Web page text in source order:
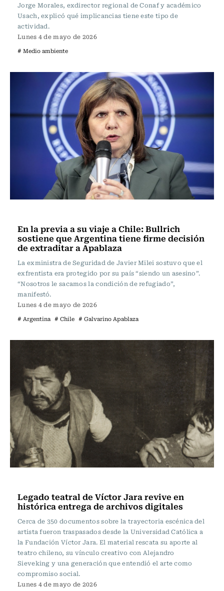
Jorge Morales, exdirector regional de Conaf y académico
Usach, explicó qué implicancias tiene este tipo de
actividad.
Lunes 4 de mayo de 2026
# Medio ambiente
En la previa a su viaje a Chile: Bullrich
sostiene que Argentina tiene firme decisión
de extraditar a Apablaza
La exministra de Seguridad de Javier Milei sostuvo que el
exfrentista era protegido por su país “siendo un asesino”.
“Nosotros le sacamos la condición de refugiado”,
manifestó.
Lunes 4 de mayo de 2026
# Argentina # Chile # Galvarino Apablaza
Legado teatral de Víctor Jara revive en
histórica entrega de archivos digitales
Cerca de 350 documentos sobre la trayectoria escénica del
artista fueron traspasados desde la Universidad Católica a
la Fundación Víctor Jara. El material rescata su aporte al
teatro chileno, su vínculo creativo con Alejandro
Sieveking y una generación que entendió el arte como
compromiso social.
Lunes 4 de mayo de 2026